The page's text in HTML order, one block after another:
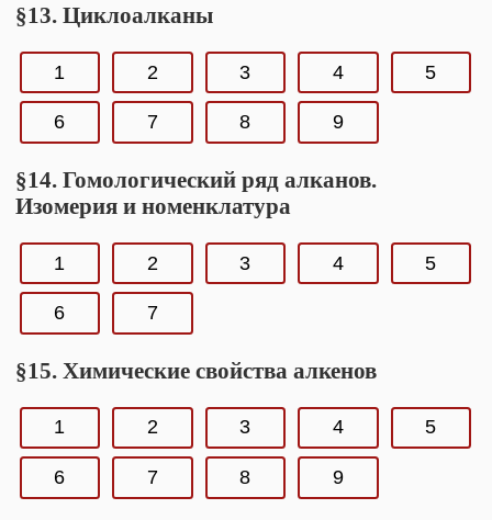
§13. Циклоалканы
1 2 3 4 5
6 7 8 9
§14. Гомологический ряд алканов.
Изомерия и номенклатура
1 2 3 4 5
6 7
§15. Химические свойства алкенов
1 2 3 4 5
6 7 8 9